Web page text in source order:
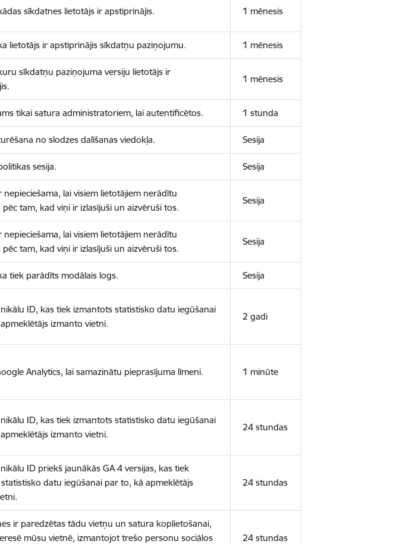
sīkdatnes lietotājs ir apstiprinājis. 1 mēnesis
lietotājs ir apstiprinājis sīkdatņu paziņojumu. 1 mēnesis
sīkdatņu paziņojuma versiju lietotājs ir
1 mēnesis
tikai satura administratoriem, lai autentificētos. 1 stunda
no slodzes dalīšanas viedokļa. Sesija
sesija. Sesija
nepieciešama, lai visiem lietotājiem nerādītu
tam, kad viņi ir izlasījuši un aizvēruši tos.
Sesija
nepieciešama, lai visiem lietotājiem nerādītu
tam, kad viņi ir izlasījuši un aizvēruši tos.
Sesija
tiek parādīts modālais logs. Sesija
ID, kas tiek izmantots statistisko datu iegūšanai
izmanto vietni.
2 gadi
Analytics, lai samazinātu pieprasījuma līmeni. 1 minūte
ID, kas tiek izmantots statistisko datu iegūšanai
izmanto vietni.
24 stundas
ID priekš jaunākās GA 4 versijas, kas tiek
datu iegūšanai par to, kā apmeklētājs
24 stundas
ir paredzētas tādu vietņu un satura koplietošanai,
mūsu vietnē, izmantojot trešo personu sociālos
24 stundas